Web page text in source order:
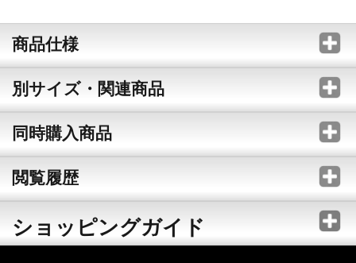
商品仕様
別サイズ・関連商品
同時購入商品
閲覧履歴
ショッピングガイド